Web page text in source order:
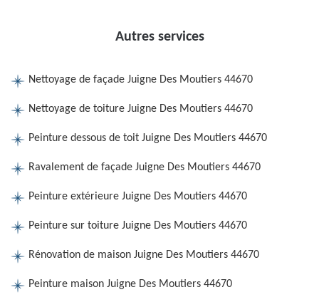
Autres services
Nettoyage de façade Juigne Des Moutiers 44670
Nettoyage de toiture Juigne Des Moutiers 44670
Peinture dessous de toit Juigne Des Moutiers 44670
Ravalement de façade Juigne Des Moutiers 44670
Peinture extérieure Juigne Des Moutiers 44670
Peinture sur toiture Juigne Des Moutiers 44670
Rénovation de maison Juigne Des Moutiers 44670
Peinture maison Juigne Des Moutiers 44670